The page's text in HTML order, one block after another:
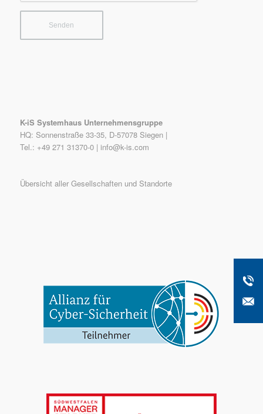
K-iS Systemhaus Unternehmensgruppe
HQ: Sonnenstraße 33-35, D-57078 Siegen |
Tel.: +49 271 31370-0 | info@k-is.com
Übersicht aller Gesellschaften und Standorte